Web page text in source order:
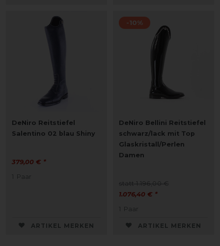
DeNiro Reitstiefel
Salentino 02 blau Shiny
379,00 € *
1 Paar
ARTIKEL MERKEN
-10%
DeNiro Bellini Reitstiefel
schwarz/lack mit Top
Glaskristall/Perlen
Damen
statt 1.196,00 €
1.076,40 € *
1 Paar
ARTIKEL MERKEN